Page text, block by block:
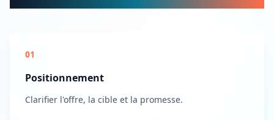
01
Positionnement
Clarifier l'offre, la cible et la promesse.